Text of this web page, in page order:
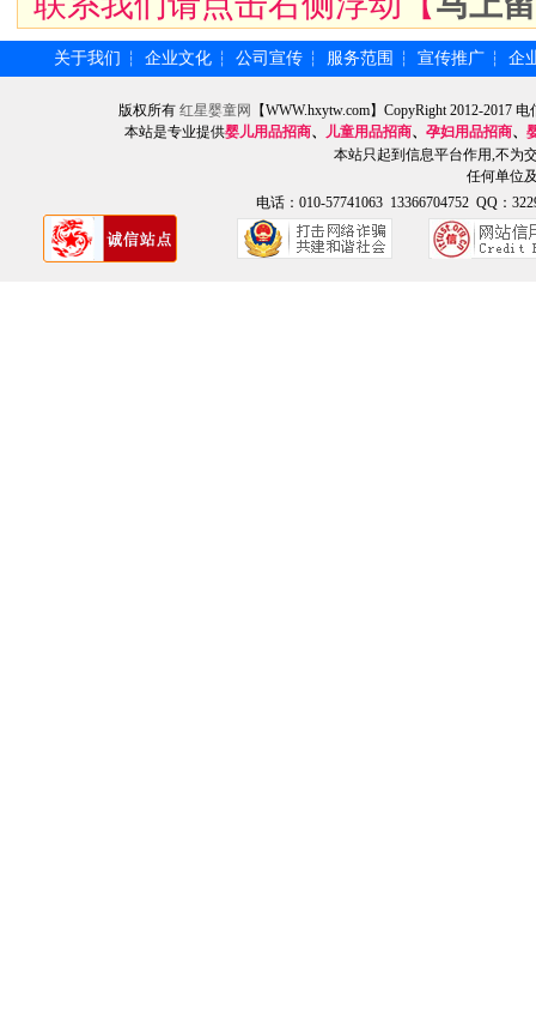
关于我们 ┆ 企业文化 ┆ 公司宣传 ┆ 服务范围 ┆ 宣传推广 ┆ 企
版权所有 红星婴童网
【WWW.hxytw.com】CopyRight 2012-2017
本站是专业提供婴儿用品招商、 儿童用品招商、 孕妇用品招商、
本站只起到信息平台作用,不为
任何单位
电话：010-57741063 13366704752 QQ：